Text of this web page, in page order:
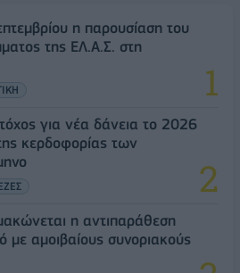
η παρουσίαση του
της ΕΛ.Α.Σ. στη
για νέα δάνεια το 2026
κερδοφορίας των
η αντιπαράθεση
με αμοιβαίους συνοριακούς